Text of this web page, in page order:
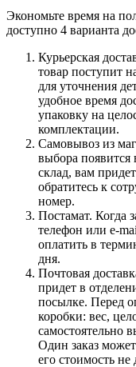
Экономьте время на
доступно 4 варианта
Курьерская
товар поступит
для уточнения
удобное время
упаковку на
комплектации.
Самовывоз из
выбора появится
склад, вам
обратитесь к
номер.
Постамат. Когда
телефон или e-
оплатить в
дня.
Почтовая
придет в
посылке. Перед
коробки: вес,
самостоятельно
Один заказ
его стоимость